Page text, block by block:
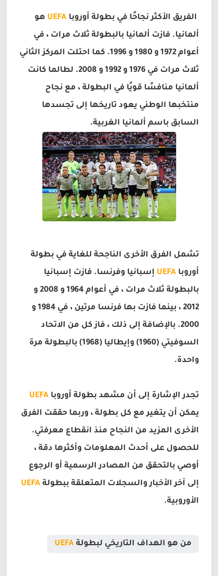
الفريق الأكثر نجاحًا في بطولة أوروباUEFA هو
ألمانيا. فازت ألمانيا بالبطولة ثلاث مرات ، في
أعوام 1972 و 1980 و 1996. كما احتلت المركز الثاني
ثلاث مرات في 1976 و 1992 و 2008. لطالما كانت
ألمانيا منافسًا قويًا في البطولة ، مع نجاح
منتخبها الوطني يعود تاريخها إلى تجسدها
السابق باسم ألمانيا الغربية.
تشمل الفرق الأخرى الناجحة للغاية في بطولة
أوروباUEFA إسبانيا وفرنسا. فازت إسبانيا
بالبطولة ثلاث مرات ، في أعوام 1964 و 2008 و
2012 ، بينما فازت بها فرنسا مرتين ، في 1984 و
2000. بالإضافة إلى ذلك ، فاز كل من الاتحاد
السوفيتي (1960) وإيطاليا (1968) بالبطولة مرة
واحدة.
تجدر الإشارة إلى أن مشهد بطولة أوروباUEFA
يمكن أن يتغير مع كل بطولة ، وربما حققت الفرق
الأخرى المزيد من النجاح منذ انقطاع معرفتي.
للحصول على أحدث المعلومات وأكثرها دقة ،
أوصي بالتحقق من المصادر الرسمية أو الرجوع
إلى آخر الأخبار والسجلات المتعلقة ببطولةUEFA
الأوروبية.
من هو الهداف التاريخي لبطولةUEFA